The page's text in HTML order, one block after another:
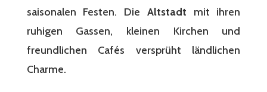
saisonalen Festen. Die Altstadt mit ihren
ruhigen Gassen, kleinen Kirchen und
freundlichen Cafés versprüht ländlichen
Charme.